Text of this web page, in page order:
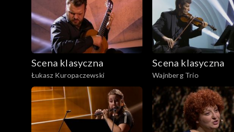
Scena klasyczna
Łukasz Kuropaczewski
Scena klasyczna
Wajnberg Trio